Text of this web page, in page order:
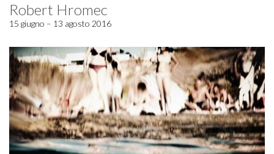
Robert Hromec
15 giugno – 13 agosto 2016